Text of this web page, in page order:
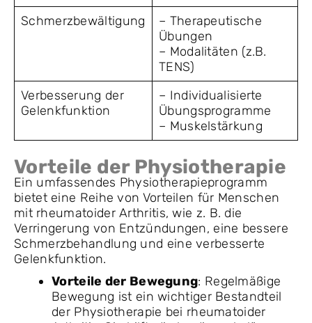
Schmerzbewältigung
– Therapeutische
Übungen
– Modalitäten (z.B.
TENS)
Verbesserung der
Gelenkfunktion
– Individualisierte
Übungsprogramme
– Muskelstärkung
Vorteile der Physiotherapie
Ein umfassendes Physiotherapieprogramm
bietet eine Reihe von Vorteilen für Menschen
mit rheumatoider Arthritis, wie z. B. die
Verringerung von Entzündungen, eine bessere
Schmerzbehandlung und eine verbesserte
Gelenkfunktion.
Vorteile der Bewegung: Regelmäßige
Bewegung ist ein wichtiger Bestandteil
der Physiotherapie bei rheumatoider